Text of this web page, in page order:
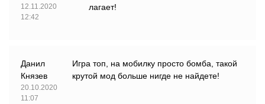
12.11.2020
12:42
лагает!
Данил
Князев
20.10.2020
11:07
Игра топ, на мобилку просто бомба, такой
крутой мод больше нигде не найдете!